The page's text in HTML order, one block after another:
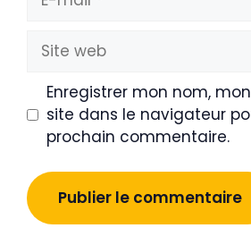
mail
Site
web
Enregistrer mon nom,
site dans le navigateur
prochain commentaire.